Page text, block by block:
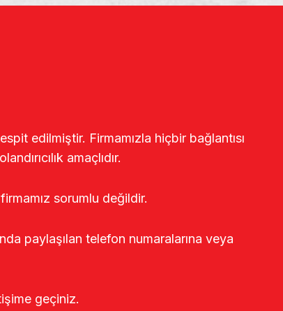
edilmiştir. Firmamızla hiçbir bağlantısı
amaçlıdır.
sorumlu değildir.
paylaşılan telefon numaralarına veya
geçiniz.